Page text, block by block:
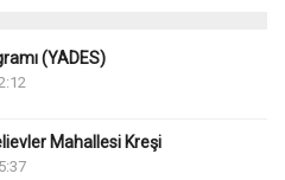
(YADES)
Mahallesi Kreşi